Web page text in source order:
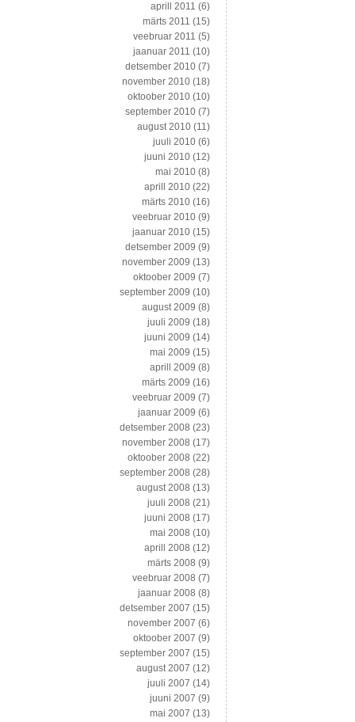
aprill 2011 (6)
märts 2011 (15)
veebruar 2011 (5)
jaanuar 2011 (10)
detsember 2010 (7)
november 2010 (18)
oktoober 2010 (10)
september 2010 (7)
august 2010 (11)
juuli 2010 (6)
juuni 2010 (12)
mai 2010 (8)
aprill 2010 (22)
märts 2010 (16)
veebruar 2010 (9)
jaanuar 2010 (15)
detsember 2009 (9)
november 2009 (13)
oktoober 2009 (7)
september 2009 (10)
august 2009 (8)
juuli 2009 (18)
juuni 2009 (14)
mai 2009 (15)
aprill 2009 (8)
märts 2009 (16)
veebruar 2009 (7)
jaanuar 2009 (6)
detsember 2008 (23)
november 2008 (17)
oktoober 2008 (22)
september 2008 (28)
august 2008 (13)
juuli 2008 (21)
juuni 2008 (17)
mai 2008 (10)
aprill 2008 (12)
märts 2008 (9)
veebruar 2008 (7)
jaanuar 2008 (8)
detsember 2007 (15)
november 2007 (6)
oktoober 2007 (9)
september 2007 (15)
august 2007 (12)
juuli 2007 (14)
juuni 2007 (9)
mai 2007 (13)